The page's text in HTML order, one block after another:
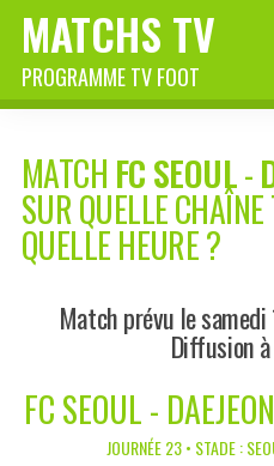
MATCHS TV
PROGRAMME TV FOOT
MATCH FC SEOUL-
SUR QUELLE
QUELLE HEURE ?
Match prévu le
Diffusion
FC SEOUL -
JOURNÉE 23 • STADE :